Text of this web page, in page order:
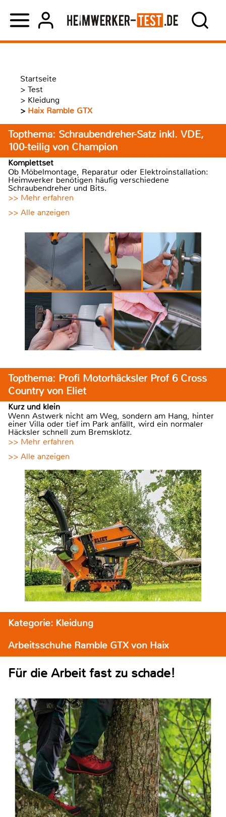
Startseite
> Test
> Kleidung
> Haix Ramble GTX
Topthema: Schraubendreher-Satz inkl. VDE,
100-teilig von Champion
Komplettset
Ob Möbelmontage, Reparatur oder Elektroinstallation:
Heimwerker benötigen häufig verschiedene
Schraubendreher und Bits.
>> Mehr erfahren
>> Alle anzeigen
Topthema: Profi Motorhäcksler Prof 6 Cross
Country von Eliet
Kurz und klein
Wenn Astwerk nicht am Weg, sondern am Hang, hinter
einer Villa oder tief im Park anfällt, wird ein normaler
Häcksler schnell zum Bremsklotz.
>> Mehr erfahren
>> Alle anzeigen
Kategorie: Kleidung
Arbeitsschuhe Ramble GTX von Haix
Für die Arbeit fast zu schade!